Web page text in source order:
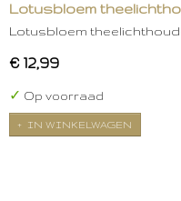
Lotusbloem
Lotusbloem
€ 12,99
✓ Op voorraad
IN WINKELWAGEN